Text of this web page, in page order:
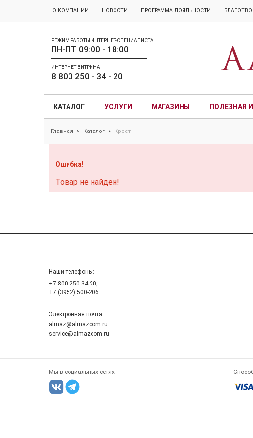
О КОМПАНИИ НОВОСТИ ПРОГРАММА ЛОЯЛЬНОСТИ
РЕЖИМ РАБОТЫ ИНТЕРНЕТ-СПЕЦИАЛИСТА
ПН-ПТ 09:00 - 18:00
ИНТЕРНЕТ-ВИТРИНА
8 800 250 - 34 - 20
КАТАЛОГ УСЛУГИ МАГАЗИНЫ ПОЛЕЗНАЯ
Главная > Каталог > Крест
Ошибка!
Товар не найден!
Наши телефоны:
+7 800 250 34 20,
+7 (3952) 500-206
Электронная почта:
almaz@almazcom.ru
service@almazcom.ru
Мы в социальных сетях: